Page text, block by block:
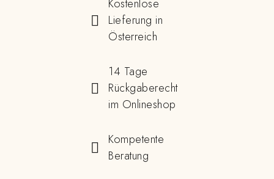
Kostenlose
Lieferung in
Österreich
14 Tage
Rückgaberecht
im Onlineshop
Kompetente
Beratung